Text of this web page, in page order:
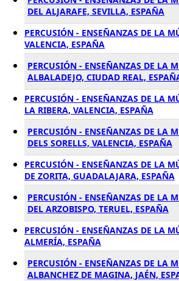
DEL ALJARAFE, SEVILLA, ESPAÑA
PERCUSIÓN - ENSEÑANZAS DE LA
VALENCIA, ESPAÑA
PERCUSIÓN - ENSEÑANZAS DE LA
ALBALADEJO, CIUDAD REAL,
PERCUSIÓN - ENSEÑANZAS DE LA
LA RIBERA, VALENCIA, ESPAÑA
PERCUSIÓN - ENSEÑANZAS DE LA
DELS SORELLS, VALENCIA, ESPAÑA
PERCUSIÓN - ENSEÑANZAS DE LA
DE ZORITA, GUADALAJARA, ESPAÑA
PERCUSIÓN - ENSEÑANZAS DE LA
DEL ARZOBISPO, TERUEL, ESPAÑA
PERCUSIÓN - ENSEÑANZAS DE LA
ALMERÍA, ESPAÑA
PERCUSIÓN - ENSEÑANZAS DE LA
ALBANCHEZ DE MAGINA, JAÉN,